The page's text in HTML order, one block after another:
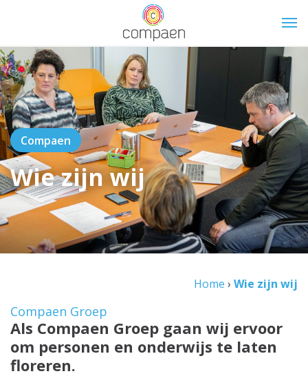
=
Compaen
Wie zijn wij
Home › Wie zijn wij
Compaen Groep
Als Compaen Groep gaan wij ervoor
om personen en onderwijs te laten
floreren.